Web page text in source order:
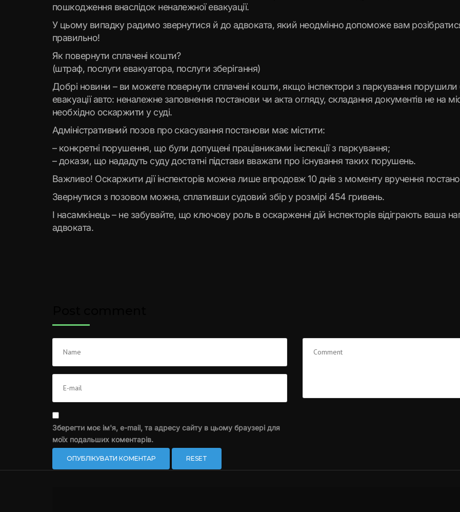
пошкодження внаслідок неналежної евакуації.
У цьому випадку радимо звернутися й до адвоката, який неодмінно допоможе вам
правильно!
Як повернути сплачені кошти?
(штраф, послуги евакуатора, послуги зберігання)
Добрі новини – ви можете повернути сплачені кошти, якщо інспектори з паркування
евакуації авто: неналежне заповнення постанови чи акта огляду, складання документів не на
необхідно оскаржити у суді.
Адміністративний позов про скасування постанови має містити:
– конкретні порушення, що були допущені працівниками інспекції з паркування;
– докази, що нададуть суду достатні підстави вважати про існування таких порушень.
Важливо! Оскаржити дії інспекторів можна лише впродовж 10 днів з моменту вручення
Звернутися з позовом можна, сплативши судовий збір у розмірі 454 гривень.
І насамкінець – не забувайте, що ключову роль в оскарженні дій інспекторів відіграють ваша
адвоката.
Зберегти моє ім'я, e-mail, та адресу сайту в цьому браузері для
моїх подальших коментарів.
RESET